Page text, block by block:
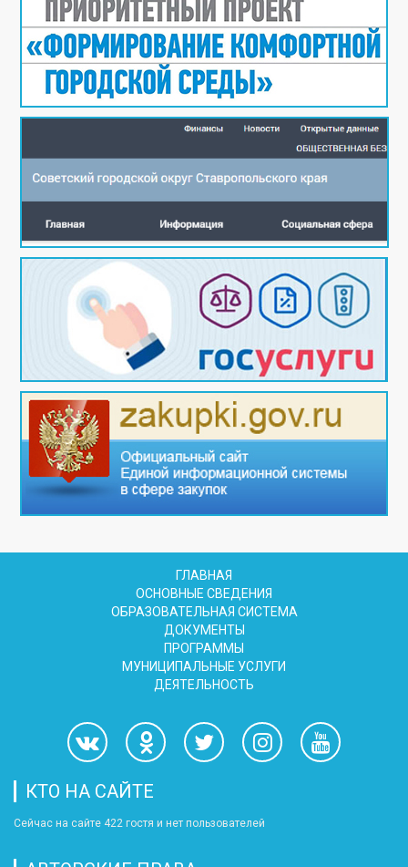
ГЛАВНАЯ
ОСНОВНЫЕ СВЕДЕНИЯ
ОБРАЗОВАТЕЛЬНАЯ СИСТЕМА
ДОКУМЕНТЫ
ПРОГРАММЫ
МУНИЦИПАЛЬНЫЕ УСЛУГИ
ДЕЯТЕЛЬНОСТЬ
КТО НА САЙТЕ
Сейчас на сайте 422 гостя и нет пользователей